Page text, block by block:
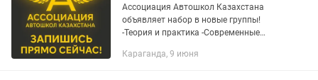
Ассоциация Автошкол Казахстана
объявляет набор в новые группы!
-Теория и практика -Современные
Количество мест ограничено! Также
Караганда, 9 июня